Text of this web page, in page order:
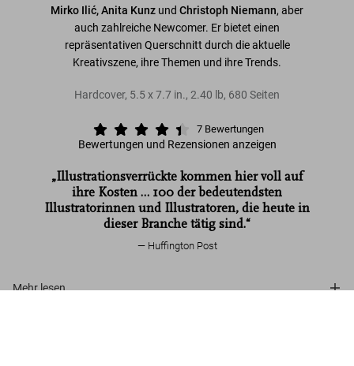
Mirko Ilić, Anita Kunz und Christoph Niemann, aber
auch zahlreiche Newcomer. Er bietet einen
repräsentativen Querschnitt durch die aktuelle
Kreativszene, ihre Themen und ihre Trends.
Hardcover, 5.5x7.7 in., 2.40 lb, 680 Seiten
7 Bewertungen
Bewertungen und Rezensionen anzeigen
„Illustrationsverrückte kommen hier voll auf
ihre Kosten … 100 der bedeutendsten
Illustratorinnen und Illustratoren, die heute in
dieser Branche tätig sind.“
Huffington Post
Mehr lesen